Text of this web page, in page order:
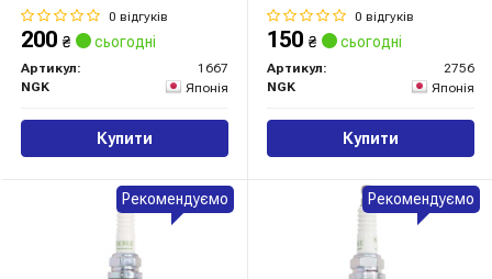
0 відгуків
200 ₴ сьогодні
Артикул:
1667
NGK
Японія
Купити
0 відгуків
150 ₴ сьогодні
Артикул:
2756
NGK
Японія
Купити
Рекомендуємо Рекомендуємо